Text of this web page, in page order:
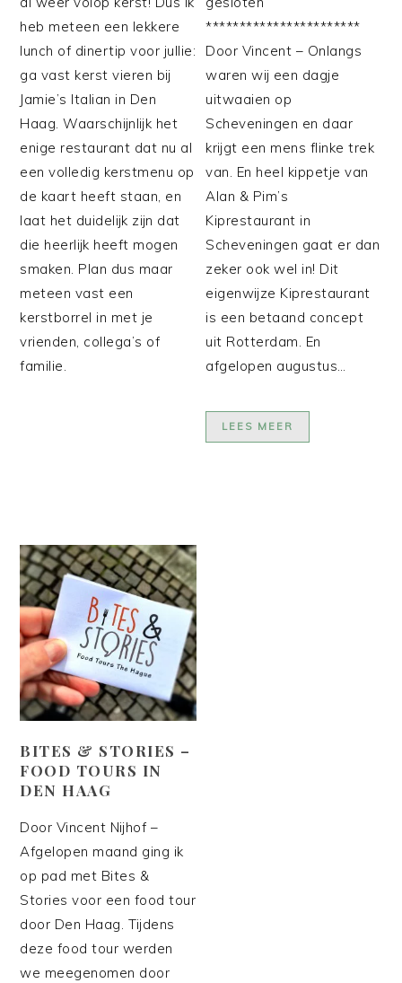
heb meteen een lekkere
lunch of dinertip voor jullie:
ga vast kerst vieren bij
Jamie’s Italian in Den
Haag. Waarschijnlijk het
enige restaurant dat nu al
een volledig kerstmenu op
de kaart heeft staan, en
laat het duidelijk zijn dat
die heerlijk heeft mogen
smaken. Plan dus maar
meteen vast een
kerstborrel in met je
vrienden, collega’s of
familie.
***********************
Door Vincent – Onlangs
waren wij een dagje
uitwaaien op
Scheveningen en daar
krijgt een mens flinke trek
van. En heel kippetje van
Alan & Pim’s
Kiprestaurant in
Scheveningen gaat er dan
zeker ook wel in! Dit
eigenwijze Kiprestaurant
is een betaand concept
uit Rotterdam. En
afgelopen augustus…
LEES MEER
BITES & STORIES –
FOOD TOURS IN
DEN HAAG
Door Vincent Nijhof –
Afgelopen maand ging ik
op pad met Bites &
Stories voor een food tour
door Den Haag. Tijdens
deze food tour werden
we meegenomen door